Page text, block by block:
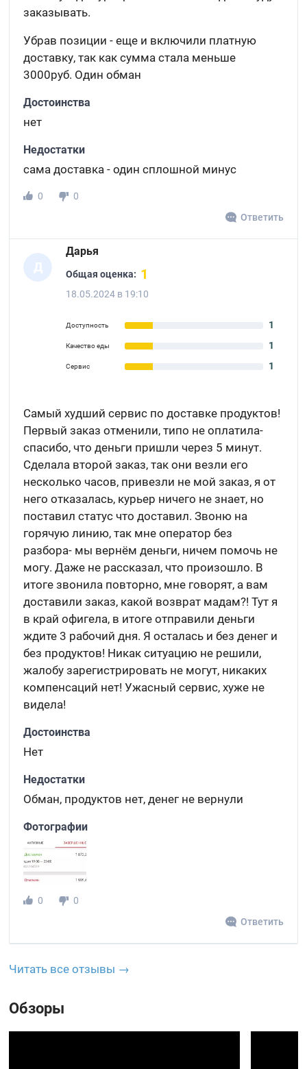
заказывать.
Убрав позиции - еще и включили платную
доставку, так как сумма стала меньше
3000руб. Один обман
Достоинства
нет
Недостатки
сама доставка - один сплошной минус
0
0
Ответить
Д
Дарья
Общая оценка: 1
18.05.2024 в 19:10
Доступность 1
Качество еды 1
Сервис 1
Самый худший сервис по доставке продуктов!
Первый заказ отменили, типо не оплатила-
спасибо, что деньги пришли через 5 минут.
Сделала второй заказ, так они везли его
несколько часов, привезли не мой заказ, я от
него отказалась, курьер ничего не знает, но
поставил статус что доставил. Звоню на
горячую линию, так мне оператор без
разбора- мы вернём деньги, ничем помочь не
могу. Даже не рассказал, что произошло. В
итоге звонила повторно, мне говорят, а вам
доставили заказ, какой возврат мадам?! Тут я
в край офигела, в итоге отправили деньги
ждите 3 рабочий дня. Я осталась и без денег и
без продуктов! Никак ситуацию не решили,
жалобу зарегистрировать не могут, никаких
компенсаций нет! Ужасный сервис, хуже не
видела!
Достоинства
Нет
Недостатки
Обман, продуктов нет, денег не вернули
Фотографии
0
0
Ответить
Читать все отзывы →
Обзоры